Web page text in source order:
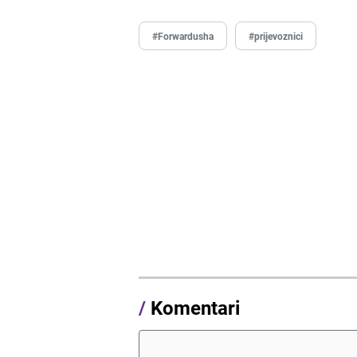
#Forwardusha #prijevoznici
/ Komentari